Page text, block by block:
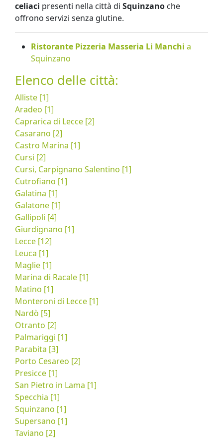
celiaci presenti nella città di Squinzano che
offrono servizi senza glutine.
Ristorante Pizzeria Masseria Li Manchi a
Squinzano
Elenco delle città:
Alliste [1]
Aradeo [1]
Caprarica di Lecce [2]
Casarano [2]
Castro Marina [1]
Cursi [2]
Cursi, Carpignano Salentino [1]
Cutrofiano [1]
Galatina [1]
Galatone [1]
Gallipoli [4]
Giurdignano [1]
Lecce [12]
Leuca [1]
Maglie [1]
Marina di Racale [1]
Matino [1]
Monteroni di Lecce [1]
Nardò [5]
Otranto [2]
Palmariggi [1]
Parabita [3]
Porto Cesareo [2]
Presicce [1]
San Pietro in Lama [1]
Specchia [1]
Squinzano [1]
Supersano [1]
Taviano [2]